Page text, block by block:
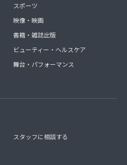
スポーツ
映像・映画
書籍・雑誌出版
ビューティー・ヘルスケア
舞台・パフォーマンス
スタッフに相談する